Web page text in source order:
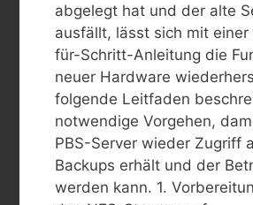
abgelegt hat und der alte
ausfällt, lässt sich mit
für-Schritt-Anleitung die
neuer Hardware
folgende Leitfaden
notwendige Vorgehen,
PBS-Server wieder Zugriff
Backups erhält und der
werden kann. 1.